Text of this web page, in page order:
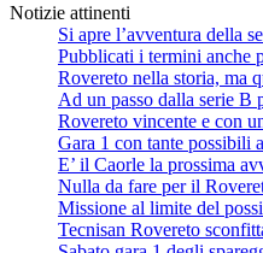
Notizie attinenti
Si apre l’avventura della
Pubblicati i termini anche
Rovereto nella storia, ma
Ad un passo dalla serie B
Rovereto vincente e con
Gara 1 con tante possibili
E’ il Caorle la prossima
Nulla da fare per il
Missione al limite del
Tecnisan Rovereto